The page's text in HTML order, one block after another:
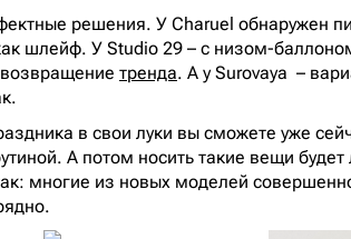
решения. У Charuel обнаружен
шлейф. У Studio 29 – с низом-
тренда. А у Surovaya –
в свои луки вы сможете уже
А потом носить такие вещи
многие из новых моделей